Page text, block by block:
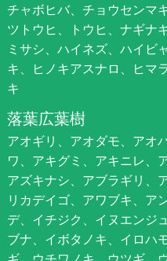
チャボヒバ、チョウセンマ
ツトウヒ、トウヒ、ナギナ
ミサシ、ハイネズ、ハイビ
キ、ヒノキアスナロ、ヒマ
キ
落葉広葉樹
アオギリ、アオダモ、アオ
ワ、アキグミ、アキニレ、
アズキナシ、アブラギリ、
リカデイゴ、アワブキ、ア
デ、イチジク、イヌエンジ
ブナ、イボタノキ、イロハ